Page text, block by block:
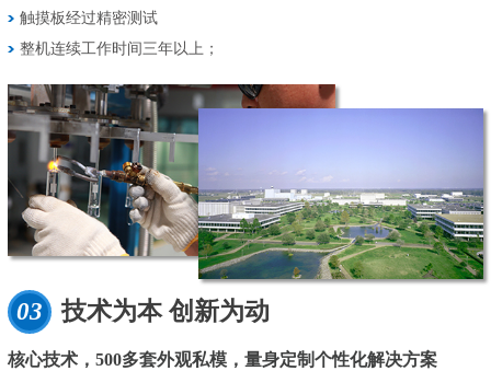
触摸板经过精密测试
整机连续工作时间三年以上；
03 技术为本 创新为动
核心技术，500多套外观私模，量身定制个性化解决方案